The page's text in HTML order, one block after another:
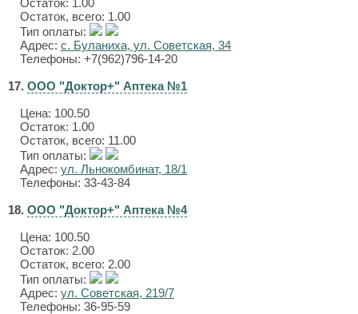
Остаток: 1.00
Остаток, всего: 1.00
Тип оплаты:
Адрес: с. Буланиха, ул. Советская, 34
Телефоны: +7(962)796-14-20
17. ООО "Доктор+" Аптека №1
Цена: 100.50
Остаток: 1.00
Остаток, всего: 11.00
Тип оплаты:
Адрес: ул. Льнокомбинат, 18/1
Телефоны: 33-43-84
18. ООО "Доктор+" Аптека №4
Цена: 100.50
Остаток: 2.00
Остаток, всего: 2.00
Тип оплаты:
Адрес: ул. Советская, 219/7
Телефоны: 36-95-59